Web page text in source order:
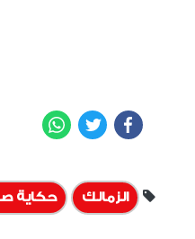
Facebook
Twitter
الزمالك حكاية